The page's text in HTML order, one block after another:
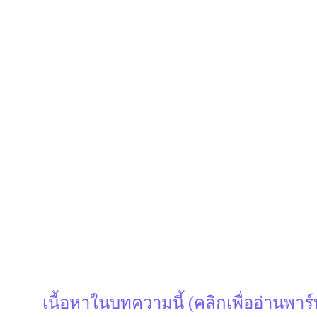
เนื้อหาในบทความนี้ (คลิกเพื่ออ่านพา